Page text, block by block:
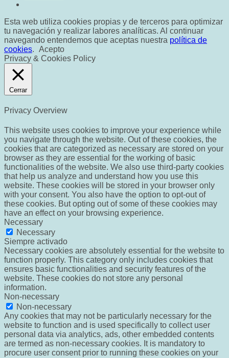
Esta web utiliza cookies propias y de terceros para optimizar
tu navegación y realizar labores analíticas. Al continuar
navegando entendemos que aceptas nuestra política de
cookies. Acepto
Privacy & Cookies Policy
Cerrar
Privacy Overview
This website uses cookies to improve your experience while
you navigate through the website. Out of these cookies, the
cookies that are categorized as necessary are stored on your
browser as they are essential for the working of basic
functionalities of the website. We also use third-party cookies
that help us analyze and understand how you use this
website. These cookies will be stored in your browser only
with your consent. You also have the option to opt-out of
these cookies. But opting out of some of these cookies may
have an effect on your browsing experience.
Necessary
Necessary
Siempre activado
Necessary cookies are absolutely essential for the website to
function properly. This category only includes cookies that
ensures basic functionalities and security features of the
website. These cookies do not store any personal
information.
Non-necessary
Non-necessary
Any cookies that may not be particularly necessary for the
website to function and is used specifically to collect user
personal data via analytics, ads, other embedded contents
are termed as non-necessary cookies. It is mandatory to
procure user consent prior to running these cookies on your